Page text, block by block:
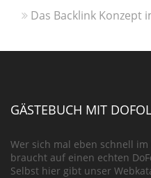
Das Backlink Konzept
GÄSTEBUCH MIT
Wer sich mal eben schnell
braucht auf einen echten
Selbst hier gibt unser